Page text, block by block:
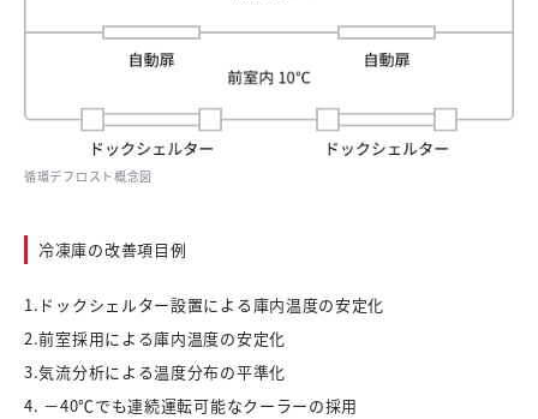
循環デフロスト概念図
冷凍庫の改善項目例
1. ドックシェルター設置による庫内温度の安定化
2.前室採用による庫内温度の安定化
3.気流分析による温度分布の平準化
4. －40℃でも連続運転可能なクーラーの採用